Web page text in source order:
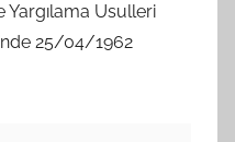
Usulleri
25/04/1962